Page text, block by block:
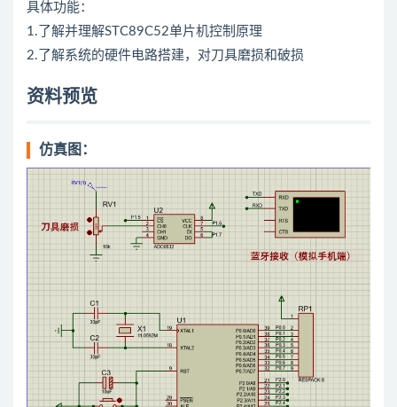
具体功能：
1.了解并理解STC89C52单片机控制原理
2.了解系统的硬件电路搭建，对刀具磨损和破损
资料预览
仿真图：